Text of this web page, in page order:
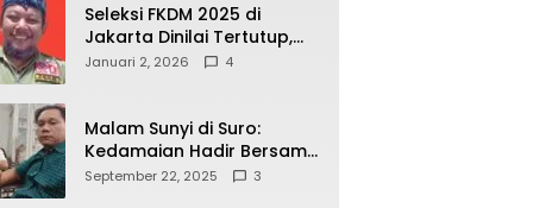
Seleksi FKDM 2025 di
Jakarta Dinilai Tertutup,
Transparansi
Januari 2, 2026 4
Malam Sunyi di Suro:
Kedamaian Hadir Bersama
Secangkir Kopi Hangat
September 22, 2025 3